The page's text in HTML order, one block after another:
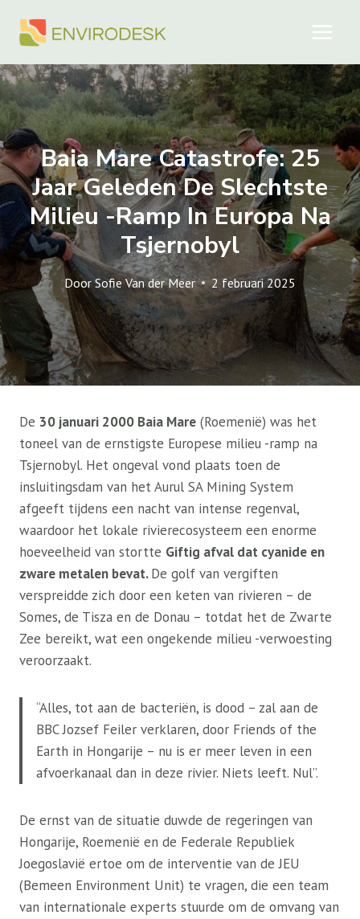
naar
Baia Mare Catastrofe: 25
Jaar Geleden De Slechtste
Milieu -ramp In Europa Na
Tsjernobyl
DoorSofie Van der Meer 2 februari 2025
De 30 januari 2000 Baia Mare (Roemenië) was het
toneel van de ernstigste Europese milieu -ramp na
Tsjernobyl. Het ongeval vond plaats toen de
insluitingsdam van het Aurul SA Mining System
afgeeft tijdens een nacht van intense regenval,
waardoor het lokale rivierecosysteem een ​​enorme
hoeveelheid van stortte Giftig afval dat cyanide en
zware metalen bevat.De golf van vergiften
verspreidde zich door een keten van rivieren – de
Somes, de Tisza en de Donau – totdat het de Zwarte
Zee bereikt, wat een ongekende milieu -verwoesting
veroorzaakt.
“Alles, tot aan de bacteriën, is dood – zal aan de
BBC Jozsef Feiler verklaren, door Friends of the
Earth in Hongarije – nu is er meer leven in een
afvoerkanaal dan in deze rivier. Niets leeft. Nul”.
De ernst van de situatie duwde de regeringen van
Hongarije, Roemenië en de Federale Republiek
Joegoslavië ertoe om de interventie van de JEU
(Bemeen Environment Unit) te vragen, die een team
van internationale experts stuurde om de omvang van